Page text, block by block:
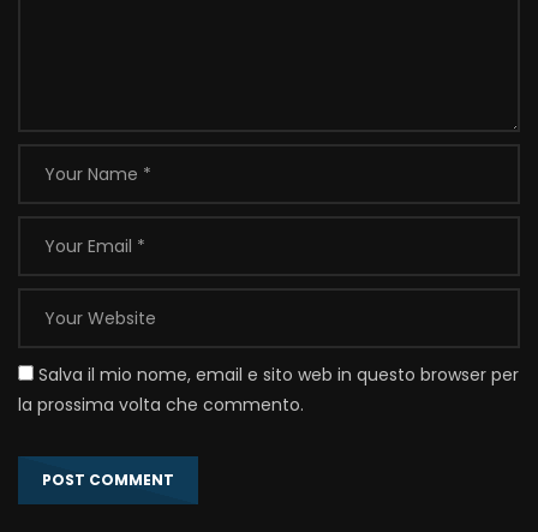
Salva il mio nome, email e sito web in questo browser per
la prossima volta che commento.